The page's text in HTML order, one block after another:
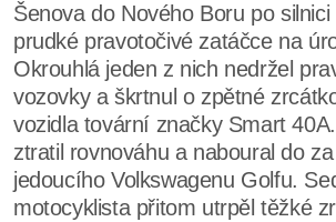
Šenova do Nového Boru po
prudké pravotočivé zatáčce na
Okrouhlá jeden z nich nedržel
vozovky a škrtnul o zpětné
vozidla tovární značky Smart
ztratil rovnováhu a naboural do
jedoucího Volkswagenu Golfu.
motocyklista přitom utrpěl těžké